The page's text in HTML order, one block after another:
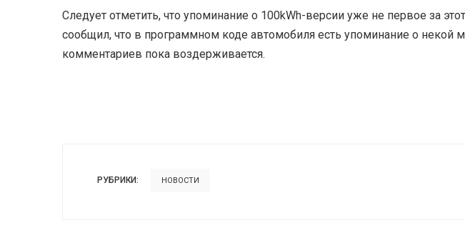
Следует отметить, что упоминание о 100kWh-версии уже не первое за
сообщил, что в программном коде автомобиля есть упоминание о некой
комментариев пока воздерживается.
РУБРИКИ: НОВОСТИ